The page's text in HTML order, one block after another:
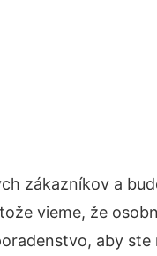
zákazníkov a
vieme, že
aby ste